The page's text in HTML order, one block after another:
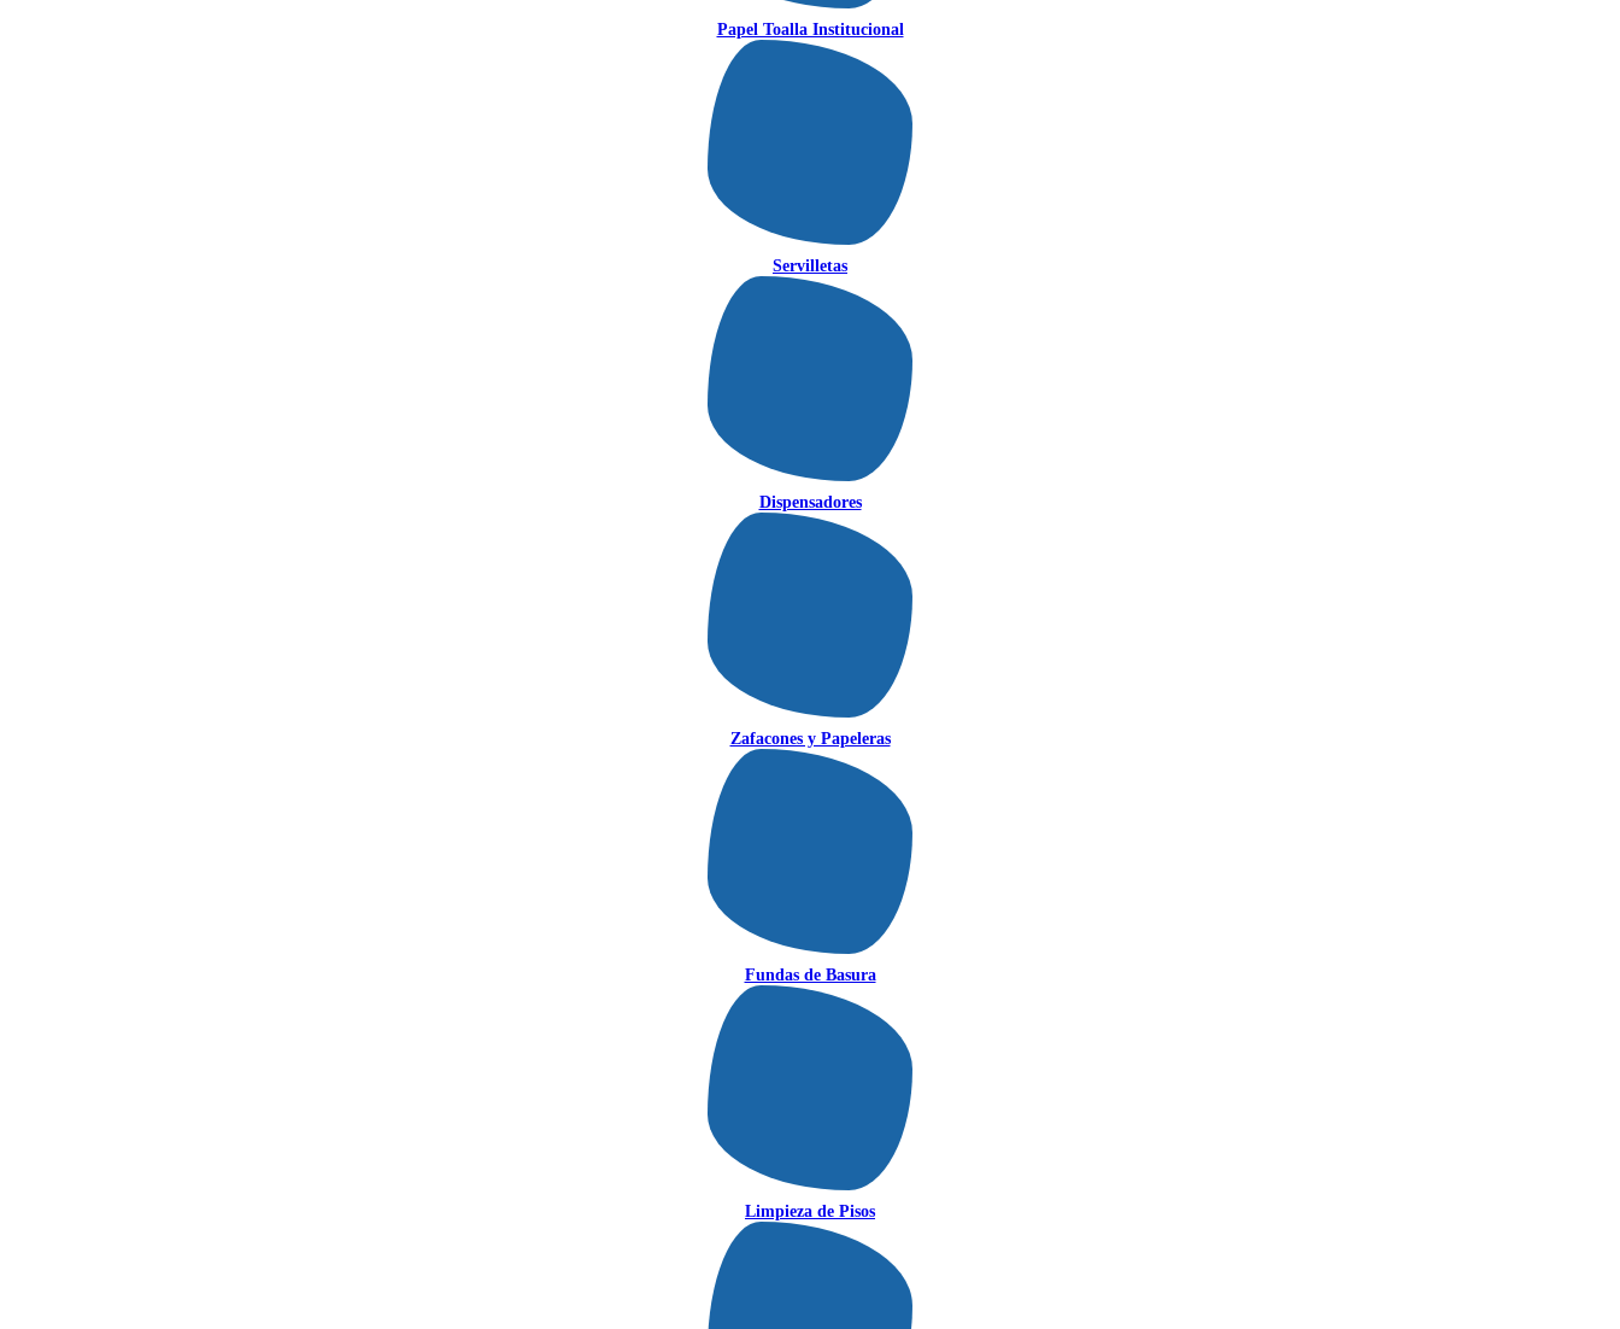
Papel Toalla Institucional
Servilletas
Dispensadores
Zafacones y Papeleras
Fundas de Basura
Limpieza de Pisos